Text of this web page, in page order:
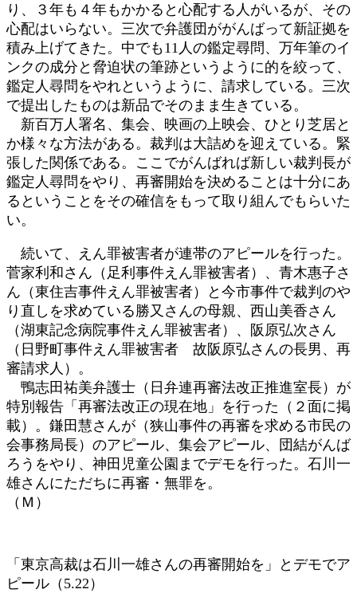
り、３年も４年もかかると心配する人がいるが、その
心配はいらない。三次で弁護団ががんばって新証拠を
積み上げてきた。中でも11人の鑑定尋問、万年筆のイ
ンクの成分と脅迫状の筆跡というように的を絞って、
鑑定人尋問をやれというように、請求している。三次
で提出したものは新品でそのまま生きている。
新百万人署名、集会、映画の上映会、ひとり芝居と
か様々な方法がある。裁判は大詰めを迎えている。緊
張した関係である。ここでがんばれば新しい裁判長が
鑑定人尋問をやり、再審開始を決めることは十分にあ
るということをその確信をもって取り組んでもらいた
い。
続いて、えん罪被害者が連帯のアピールを行った。
菅家利和さん（足利事件えん罪被害者）、青木惠子さ
ん（東住吉事件えん罪被害者）と今市事件で裁判のや
り直しを求めている勝又さんの母親、西山美香さん
（湖東記念病院事件えん罪被害者）、阪原弘次さん
（日野町事件えん罪被害者 故阪原弘さんの長男、再
審請求人）。
鴨志田祐美弁護士（日弁連再審法改正推進室長）が
特別報告「再審法改正の現在地」を行った（２面に掲
載）。鎌田慧さんが（狭山事件の再審を求める市民の
会事務局長）のアピール、集会アピール、団結がんば
ろうをやり、神田児童公園までデモを行った。石川一
雄さんにただちに再審・無罪を。
（Ｍ）
「東京高裁は石川一雄さんの再審開始を」とデモでア
ピール（5.22）